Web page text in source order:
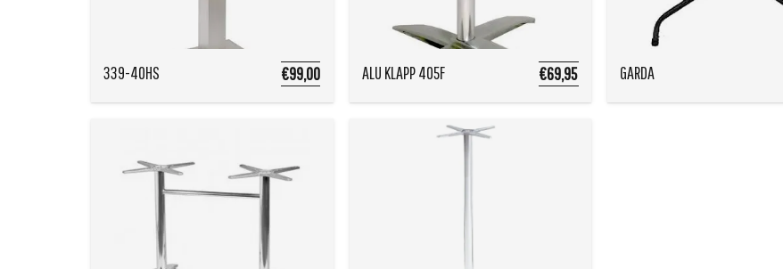
339-40HS €99,00 ALU KLAPP 405F €69,95 GARDA